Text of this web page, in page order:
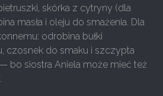
skórka z cytryny (dla
masła i oleju do smażenia. Dla
odrobina bułki
czosnek do smaku i szczypta
bo siostra Aniela może mieć też